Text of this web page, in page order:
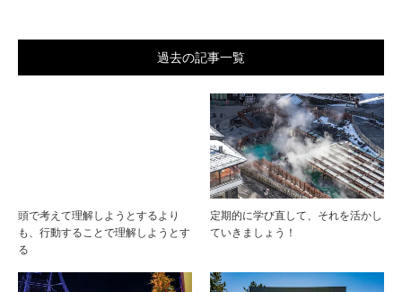
過去の記事一覧
頭で考えて理解しようとするより
も、行動することで理解しようとす
る
定期的に学び直して、それを活かし
ていきましょう！